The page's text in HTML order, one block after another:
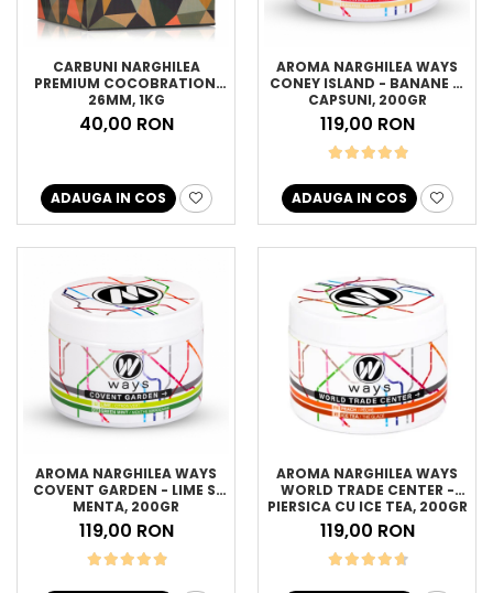
CARBUNI NARGHILEA
PREMIUM COCOBRATION,
26MM, 1KG
40,00 RON
ADAUGA IN COS
AROMA NARGHILEA WAYS
CONEY ISLAND - BANANE SI
CAPSUNI, 200GR
119,00 RON
ADAUGA IN COS
AROMA NARGHILEA WAYS
COVENT GARDEN - LIME SI
MENTA, 200GR
119,00 RON
AROMA NARGHILEA WAYS
WORLD TRADE CENTER -
PIERSICA CU ICE TEA, 200GR
119,00 RON